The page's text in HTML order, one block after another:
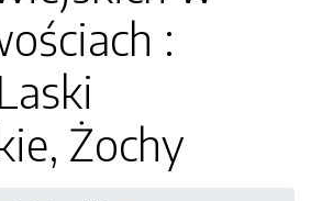
:
Żochy